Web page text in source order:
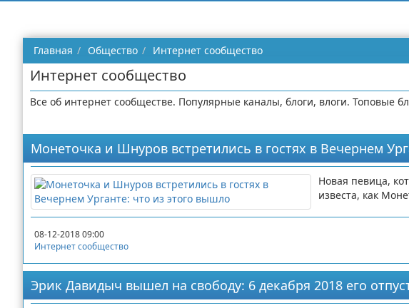
Главная Общество Интернет сообщество
Интернет сообщество
Все об интернет сообществе. Популярные каналы, блоги, влоги. Топовые
Монеточка и Шнуров встретились в гостях в Вечернем
Новая певица,
известа, как
08-12-2018 09:00
Интернет сообщество
Эрик Давидыч вышел на свободу: 6 декабря 2018 его